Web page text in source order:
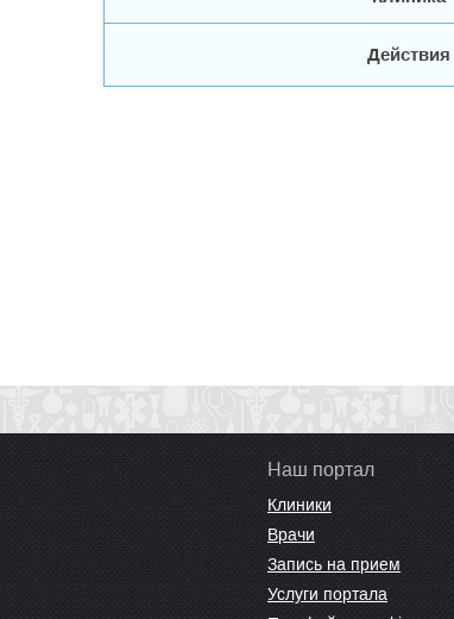
Действия
Наш портал
Клиники
Врачи
Запись на прием
Услуги портала